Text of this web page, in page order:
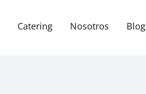
Catering Nosotros Blog